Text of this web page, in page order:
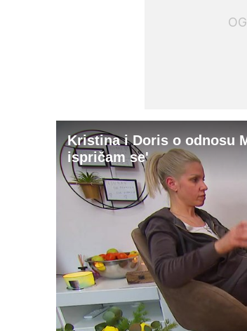
Kristina i Doris o odnosu
ispričam se'